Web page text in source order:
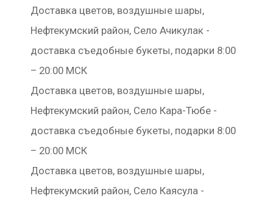
Доставка цветов, воздушные шары,
Нефтекумский район, Село Ачикулак -
доставка съедобные букеты, подарки 8:00
– 20:00 МСК
Доставка цветов, воздушные шары,
Нефтекумский район, Село Кара-Тюбе -
доставка съедобные букеты, подарки 8:00
– 20:00 МСК
Доставка цветов, воздушные шары,
Нефтекумский район, Село Каясула -